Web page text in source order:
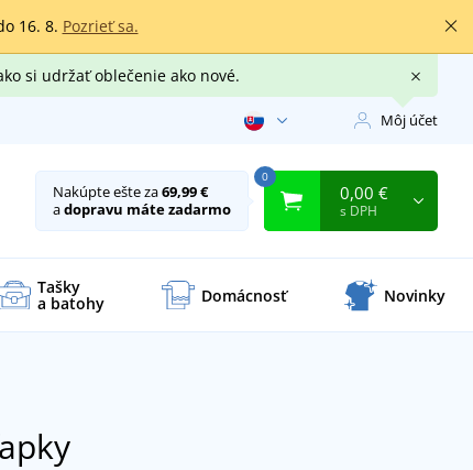
16. 8. Pozrieť sa.
si udržať oblečenie ako nové.
Môj účet
Nakúpte ešte za69,99 €
adopravu máte zadarmo
0
0,00 €
s DPH
Tašky
a batohy Domácnosť Novinky